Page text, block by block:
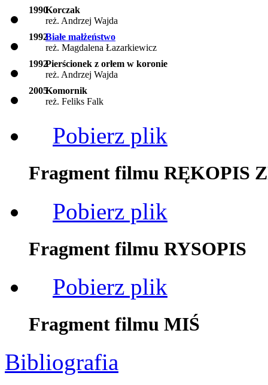
1990Korczak
reż. Andrzej Wajda
1992Białe małżeństwo
reż. Magdalena Łazarkiewicz
1992Pierścionek z orłem w koronie
reż. Andrzej Wajda
2005Komornik
reż. Feliks Falk
Pobierz plik
Fragment filmu RĘKOPIS
Pobierz plik
Fragment filmu RYSOPIS
Pobierz plik
Fragment filmu MIŚ
Bibliografia